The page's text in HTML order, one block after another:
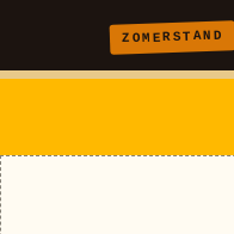
ZOMERSTAND